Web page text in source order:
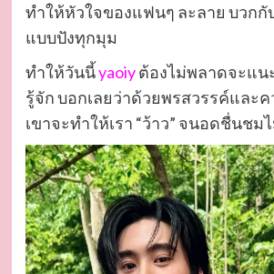
ทำให้หัวใจของแฟนๆ ละลาย บวก
แบบปังทุกมุม
ทำให้วันนี้yaoiyต้องไม่พลาดจะแ
รู้จัก บอกเลยว่าด้วยพรสวรรค์และ
เขาจะทำให้เรา “ว้าว” จนอดชื่นชม